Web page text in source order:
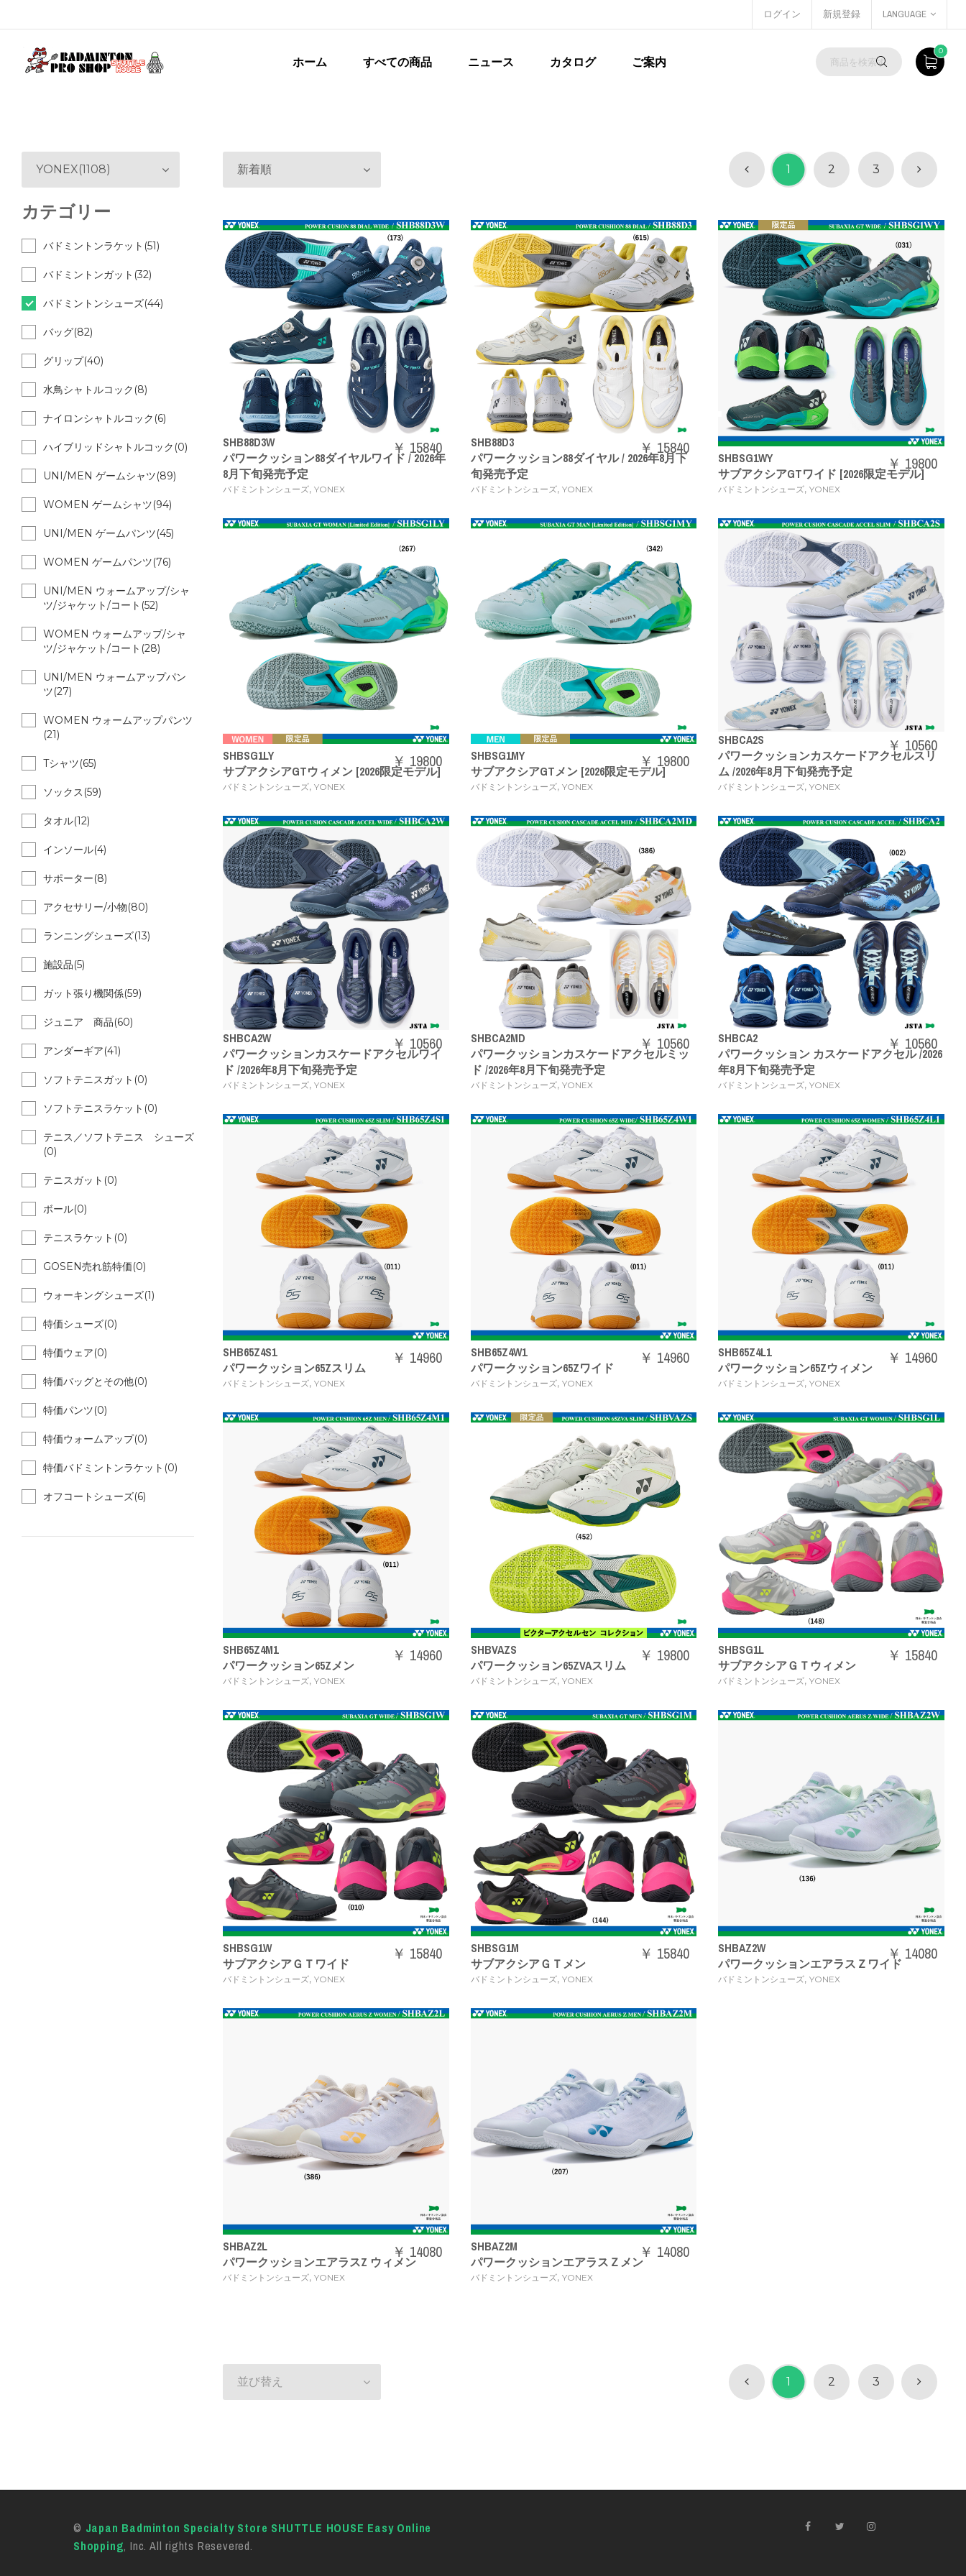
ログイン 新規登録 LANGUAGE
ホーム すべての商品 ニュース カタログ ご案内
0
新着順 1 2 3
SHB88D3W
パワークッション88ダイヤルワイド / 2026年
8月下旬発売予定
バドミントンシューズ, YONEX
￥ 15840
SHB88D3
パワークッション88ダイヤル / 2026年8月下
旬発売予定
バドミントンシューズ, YONEX
￥ 15840
SHBSG1WY
サブアクシアGTワイド [2026限定モデル]
バドミントンシューズ,YONEX
￥ 19800
SHBSG1LY
サブアクシアGTウィメン [2026限定モデル]
バドミントンシューズ, YONEX
￥ 19800
SHBSG1MY
サブアクシアGTメン [2026限定モデル]
バドミントンシューズ, YONEX
￥ 19800
SHBCA2S
パワークッションカスケードアクセルスリ
ム /2026年8月下旬発売予定
バドミントンシューズ,YONEX
￥ 10560
SHBCA2W
パワークッションカスケードアクセルワイ
ド /2026年8月下旬発売予定
バドミントンシューズ, YONEX
￥ 10560
SHBCA2MD
パワークッションカスケードアクセルミッ
ド /2026年8月下旬発売予定
バドミントンシューズ, YONEX
￥ 10560
SHBCA2
パワークッション カスケードアクセル /2026
年8月下旬発売予定
バドミントンシューズ,YONEX
￥ 10560
SHB65Z4S1
パワークッション65Zスリム
バドミントンシューズ, YONEX
￥ 14960
SHB65Z4W1
パワークッション65Zワイド
バドミントンシューズ, YONEX
￥ 14960
SHB65Z4L1
パワークッション65Zウィメン
バドミントンシューズ,YONEX
￥ 14960
SHB65Z4M1
パワークッション65Zメン
バドミントンシューズ, YONEX
￥ 14960
SHBVAZS
パワークッション65ZVAスリム
バドミントンシューズ, YONEX
￥ 19800
SHBSG1L
サブアクシアＧＴウィメン
バドミントンシューズ,YONEX
￥ 15840
SHBSG1W
サブアクシアＧＴワイド
バドミントンシューズ, YONEX
￥ 15840
SHBSG1M
サブアクシアＧＴメン
バドミントンシューズ, YONEX
￥ 15840
SHBAZ2W
パワークッションエアラスＺワイド
バドミントンシューズ,YONEX
￥ 14080
SHBAZ2L
パワークッションエアラスZ ウィメン
バドミントンシューズ, YONEX
￥ 14080
SHBAZ2M
パワークッションエアラスＺメン
バドミントンシューズ, YONEX
￥ 14080
並び替え 1 2 3
YONEX(1108)
カテゴリー
バドミントンラケット(51)
バドミントンガット(32)
バドミントンシューズ(44)
バッグ(82)
グリップ(40)
水鳥シャトルコック(8)
ナイロンシャトルコック(6)
ハイブリッドシャトルコック(0)
UNI/MEN ゲームシャツ(89)
WOMEN ゲームシャツ(94)
UNI/MEN ゲームパンツ(45)
WOMEN ゲームパンツ(76)
UNI/MEN ウォームアップ/シャ
ツ/ジャケット/コート(52)
WOMEN ウォームアップ/シャ
ツ/ジャケット/コート(28)
UNI/MEN ウォームアップパン
ツ(27)
WOMEN ウォームアップパンツ
(21)
Tシャツ(65)
ソックス(59)
タオル(12)
インソール(4)
サポーター(8)
アクセサリー/小物(80)
ランニングシューズ(13)
施設品(5)
ガット張り機関係(59)
ジュニア 商品(60)
アンダーギア(41)
ソフトテニスガット(0)
ソフトテニスラケット(0)
テニス／ソフトテニス シューズ
(0)
テニスガット(0)
ボール(0)
テニスラケット(0)
GOSEN売れ筋特価(0)
ウォーキングシューズ(1)
特価シューズ(0)
特価ウェア(0)
特価バッグとその他(0)
特価パンツ(0)
特価ウォームアップ(0)
特価バドミントンラケット(0)
オフコートシューズ(6)
© Japan Badminton Specialty Store SHUTTLE HOUSE Easy Online
Shopping, Inc. All rights Resevered.